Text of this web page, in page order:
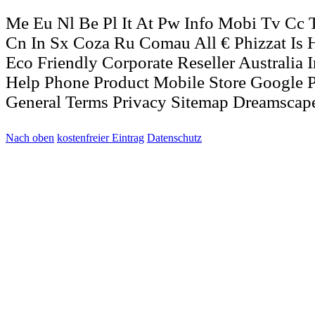
Me Eu Nl Be Pl It At Pw Info Mobi Tv Cc
Cn In Sx Coza Ru Comau All € Phizzat Is
Eco Friendly Corporate Reseller Australia
Help Phone Product Mobile Store Google
General Terms Privacy Sitemap
Nach oben kostenfreier Eintrag Datenschutz